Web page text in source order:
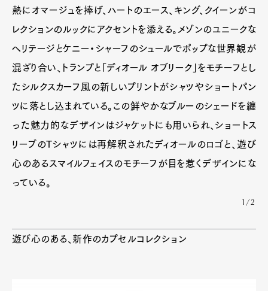
熱にオマージュを捧げ、ハートのエース、キング、クイーンがコ
レクションのルックにアクセントを添える。メゾンのユニークな
ヘリテージとケニー・シャーフのシュールでポップな世界観が
混ざり合い、トランプと「ディオール オブリーク」をモチーフとし
たシルクスカーフ風の新しいプリントがシャツやショートパン
ツに落とし込まれている。この鮮やかなブルーのシェードを纏
った魅力的なデザインはジャケットにも用いられ、ショートス
リーブのTシャツには再解釈されたディオールのロゴと、遊び
心のあるスマイルフェイスのモチーフが目を惹くデザインにな
っている。
1/2
遊び心のある、新作のカプセルコレクション